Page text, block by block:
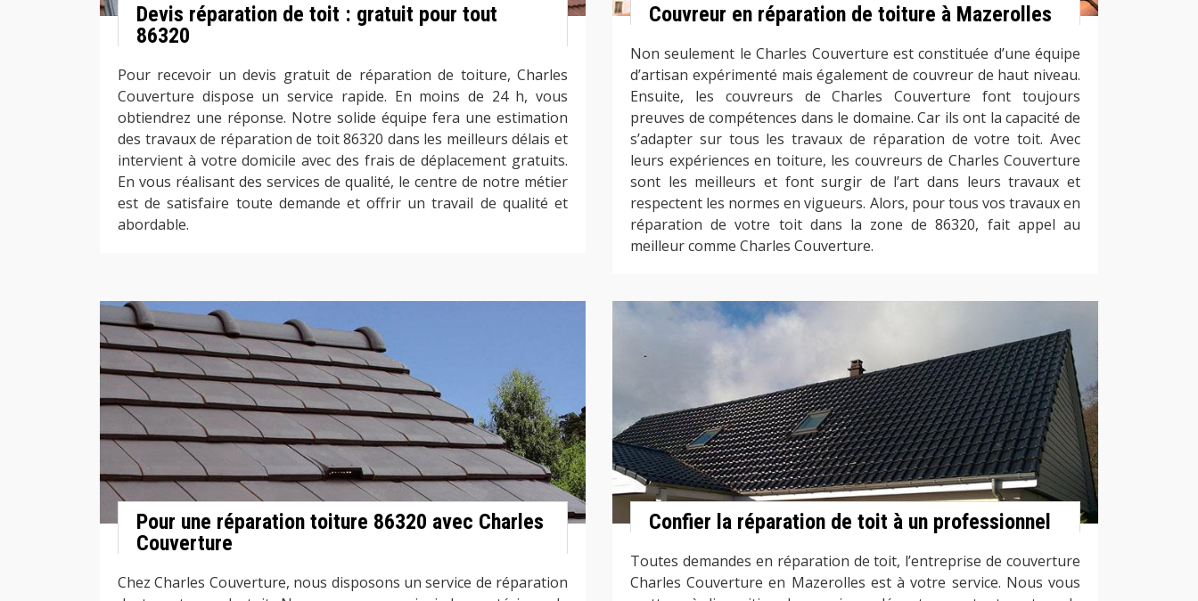
Devis réparation de toit : gratuit pour tout
86320
Pour recevoir un devis gratuit de réparation de toiture, Charles
Couverture dispose un service rapide. En moins de 24 h, vous
obtiendrez une réponse. Notre solide équipe fera une estimation
des travaux de réparation de toit 86320 dans les meilleurs délais et
intervient à votre domicile avec des frais de déplacement gratuits.
En vous réalisant des services de qualité, le centre de notre métier
est de satisfaire toute demande et offrir un travail de qualité et
abordable.
Couvreur en réparation de toiture à Mazerolles
Non seulement le Charles Couverture est constituée d’une équipe
d’artisan expérimenté mais également de couvreur de haut niveau.
Ensuite, les couvreurs de Charles Couverture font toujours
preuves de compétences dans le domaine. Car ils ont la capacité de
s’adapter sur tous les travaux de réparation de votre toit. Avec
leurs expériences en toiture, les couvreurs de Charles Couverture
sont les meilleurs et font surgir de l’art dans leurs travaux et
respectent les normes en vigueurs. Alors, pour tous vos travaux en
réparation de votre toit dans la zone de 86320, fait appel au
meilleur comme Charles Couverture.
Pour une réparation toiture 86320 avec Charles
Couverture
Chez Charles Couverture, nous disposons un service de réparation
Confier la réparation de toit à un professionnel
Toutes demandes en réparation de toit, l’entreprise de couverture
Charles Couverture en Mazerolles est à votre service. Nous vous